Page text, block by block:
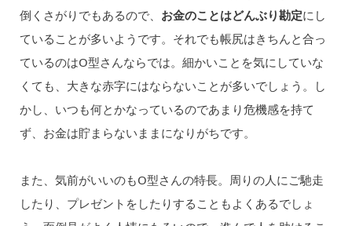
倒くさがりでもあるので、 お金のことはどんぶり勘定にし
ていることが多いようです。それでも帳尻はきちんと合っ
ているのはO型さんならでは。細かいことを気にしていな
くても、大きな赤字にはならないことが多いでしょう。し
かし、いつも何とかなっているのであまり危機感を持て
ず、お金は貯まらないままになりがちです。
また、気前がいいのもO型さんの特長。周りの人にご馳走
したり、プレゼントをしたりすることもよくあるでしょ